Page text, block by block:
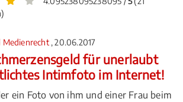
Medienrecht , 20.06.2017
für unerlaubt
Intimfoto im Internet!
ein Foto von ihm und einer Frau beim